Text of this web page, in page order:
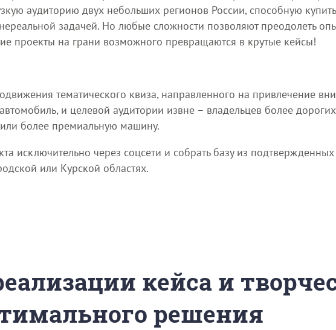
аудиторию двух небольших регионов России, способную
задачей. Но любые сложности позволяют преодолеть
проекты на грани возможного превращаются в крутые кейсы!
тематического квиза, направленного на привлечение
и целевой аудитории извне – владельцев более
более премиальную машину.
исключительно через соцсети и собрать базу из
или Курской областях.
кейса и
решения